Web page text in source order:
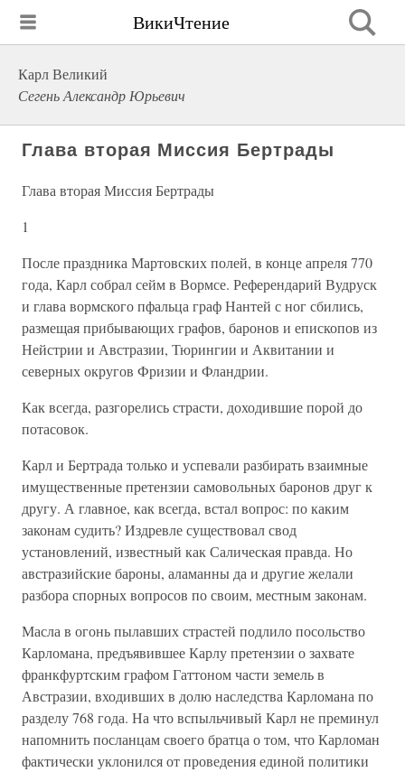
ВикиЧтение
Карл Великий
Сегень Александр Юрьевич
Глава вторая Миссия Бертрады
Глава вторая Миссия Бертрады
1
После праздника Мартовских полей, в конце апреля 770
года, Карл собрал сейм в Вормсе. Референдарий Вудруск
и глава вормского пфальца граф Нантей с ног сбились,
размещая прибывающих графов, баронов и епископов из
Нейстрии и Австразии, Тюрингии и Аквитании и
северных округов Фризии и Фландрии.
Как всегда, разгорелись страсти, доходившие порой до
потасовок.
Карл и Бертрада только и успевали разбирать взаимные
имущественные претензии самовольных баронов друг к
другу. А главное, как всегда, встал вопрос: по каким
законам судить? Издревле существовал свод
установлений, известный как Салическая правда. Но
австразийские бароны, аламанны да и другие желали
разбора спорных вопросов по своим, местным законам.
Масла в огонь пылавших страстей подлило посольство
Карломана, предъявившее Карлу претензии о захвате
франкфуртским графом Гаттоном части земель в
Австразии, входивших в долю наследства Карломана по
разделу 768 года. На что вспыльчивый Карл не преминул
напомнить посланцам своего братца о том, что Карломан
фактически уклонился от проведения единой политики